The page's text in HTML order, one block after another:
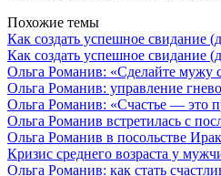
Похожие темы
Как создать успешное свидание
Как создать успешное свидание
Ольга Романив: «Сделайте мужу
Ольга Романив: управление
Ольга Романив: «Счастье — это
Ольга Романив встретилась с
Ольга Романив в посольстве
Кризис среднего возраста у
Ольга Романив: как стать